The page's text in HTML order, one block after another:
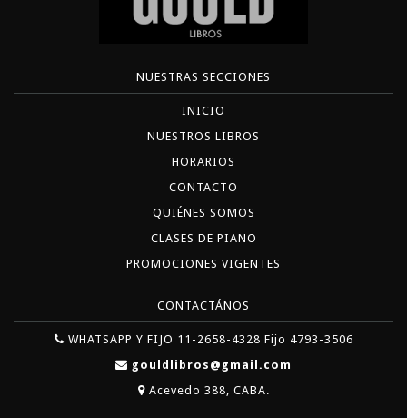
NUESTRAS SECCIONES
INICIO
NUESTROS LIBROS
HORARIOS
CONTACTO
QUIÉNES SOMOS
CLASES DE PIANO
PROMOCIONES VIGENTES
CONTACTÁNOS
WHATSAPP Y FIJO 11-2658-4328 Fijo 4793-3506
gouldlibros@gmail.com
Acevedo 388, CABA.